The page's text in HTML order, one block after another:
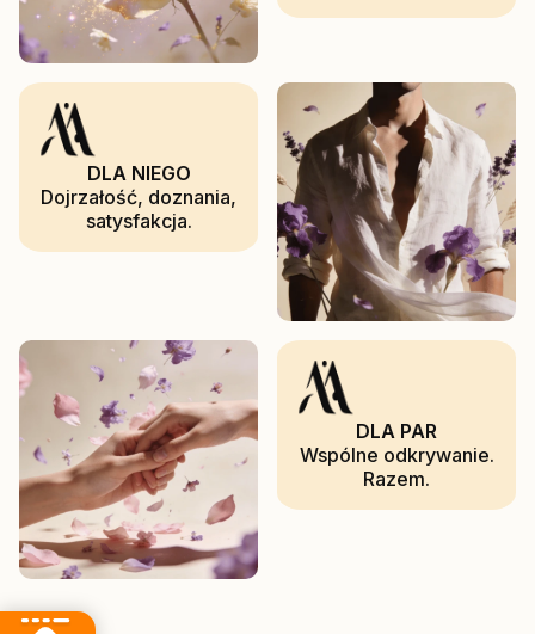
DLA NIEGO
Dojrzałość, doznania,
satysfakcja.
DLA PAR
Wspólne odkrywanie.
Razem.